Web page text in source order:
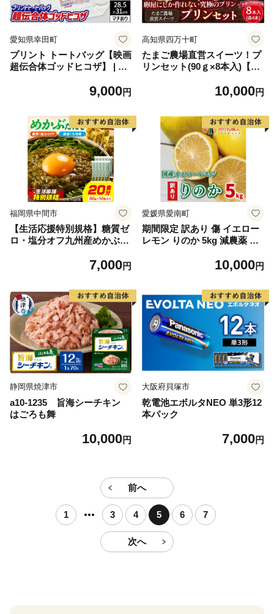
愛知県幸田町
プリント トートバッグ【映画
超伝合体ゴッドヒコザ】 | オ
ン 鞄 特撮 ヒーロー9,000円
高知県四万十町
たまご農場直営スイーツ！プ
リンセット(90ｇ×8本入)【お
10,000円
福岡県中間市
【生活応援特別規格】糖質ゼ
ロ・塩分オフ九州産めかぶた
7,000円
愛媛県愛南町
期間限定 訳あり 傷 イエロー
レモン りのか 5kg 減農薬 柑
フルーツ 有名 愛媛 みかん職
添加 レモンサワー ジュース
チューハイ
10,000円
静岡県焼津市
a10-1235 旨海シーチキン
はごろも舞
10,000円
大阪府貝塚市
乾電池エボルタNEO 単3形12
本パック
7,000円
前へ
1 3 4 5 6 7
次へ